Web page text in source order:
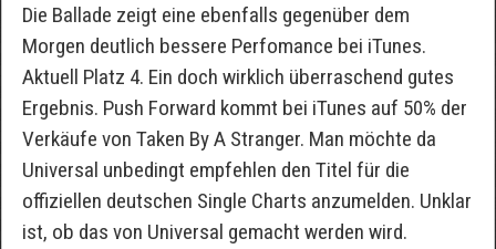
Die Ballade zeigt eine ebenfalls gegenüber dem
Morgen deutlich bessere Perfomance bei iTunes.
Aktuell Platz 4. Ein doch wirklich überraschend gutes
Ergebnis. Push Forward kommt bei iTunes auf 50% der
Verkäufe von Taken By A Stranger. Man möchte da
Universal unbedingt empfehlen den Titel für die
offiziellen deutschen Single Charts anzumelden. Unklar
ist, ob das von Universal gemacht werden wird.